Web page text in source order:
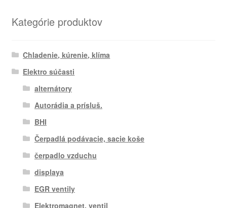
Kategórie produktov
Chladenie, kúrenie, klíma
Elektro súčasti
alternátory
Autorádia a prísluš.
BHI
Čerpadlá podávacie, sacie koše
čerpadlo vzduchu
displaya
EGR ventily
Elektromagnet. ventil